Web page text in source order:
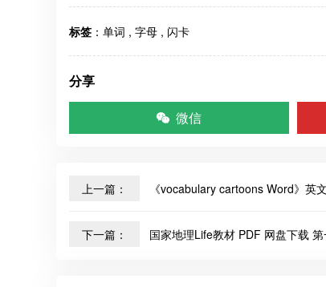
标签 ： 单词 , 字母 , 闪卡
分享
微信
上一篇： 《vocabulary cartoons Word》英
下一篇： 国家地理Life教材 PDF 网盘下载